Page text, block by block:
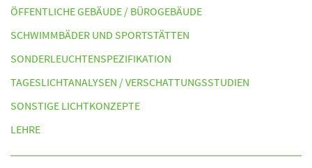
ÖFFENTLICHE GEBÄUDE / BÜROGEBÄUDE
SCHWIMMBÄDER UND SPORTSTÄTTEN
SONDERLEUCHTENSPEZIFIKATION
TAGESLICHTANALYSEN / VERSCHATTUNGSSTUDIEN
SONSTIGE LICHTKONZEPTE
LEHRE